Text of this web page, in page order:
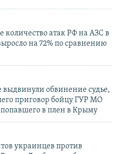
количество атак РФ на АЗС в
на 72% по сравнению
выдвинули обвинение судье,
приговор бойцу ГУР МО
в плен в Крыму
украинцев против